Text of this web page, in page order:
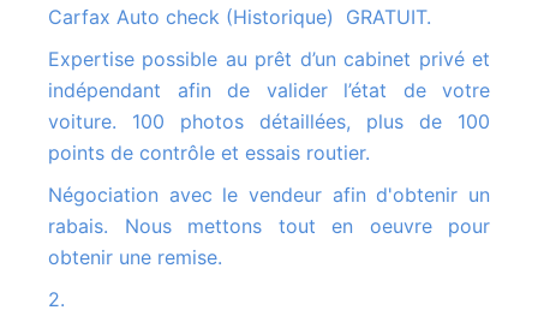
Carfax Auto check (Historique) GRATUIT.
Expertise possible au prêt d’un cabinet privé et
indépendant afin de valider l’état de votre
voiture. 100 photos détaillées, plus de 100
points de contrôle et essais routier.
Négociation avec le vendeur afin d'obtenir un
rabais. Nous mettons tout en oeuvre pour
obtenir une remise.
2.